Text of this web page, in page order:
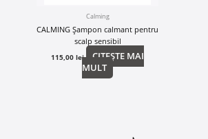
Calming
CALMING Șampon calmant pentru
scalp sensibil
115,00 lei
CITEȘTE MAI
MULT